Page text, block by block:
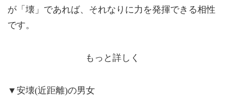
が「壊」であれば、それなりに力を発揮できる相性
です。
もっと詳しく
▼安壊(近距離)の男女